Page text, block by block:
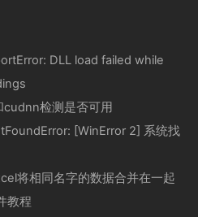
DLL load failed while
检测是否可用
[WinError 2] 系统找
将相同名字的数据合并在一起
教程